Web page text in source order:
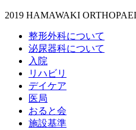
2019 HAMAWAKI
整形外科について
泌尿器科について
入院
リハビリ
デイケア
医局
おると会
施設基準